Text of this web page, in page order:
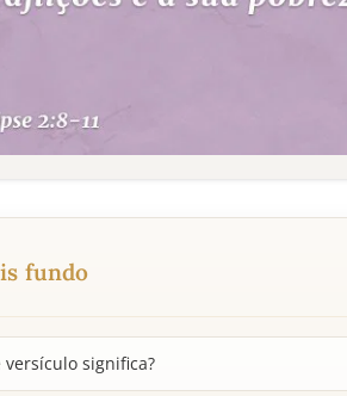
fundo
versículo significa?